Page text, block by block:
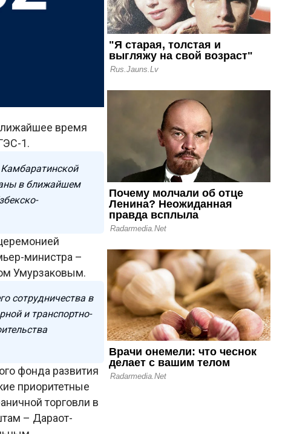
время
1.
в ближайшем
министра –
Умурзаковым.
сотрудничества в
и транспортно-
фонда развития
приоритетные
торговли в
– Дараот-